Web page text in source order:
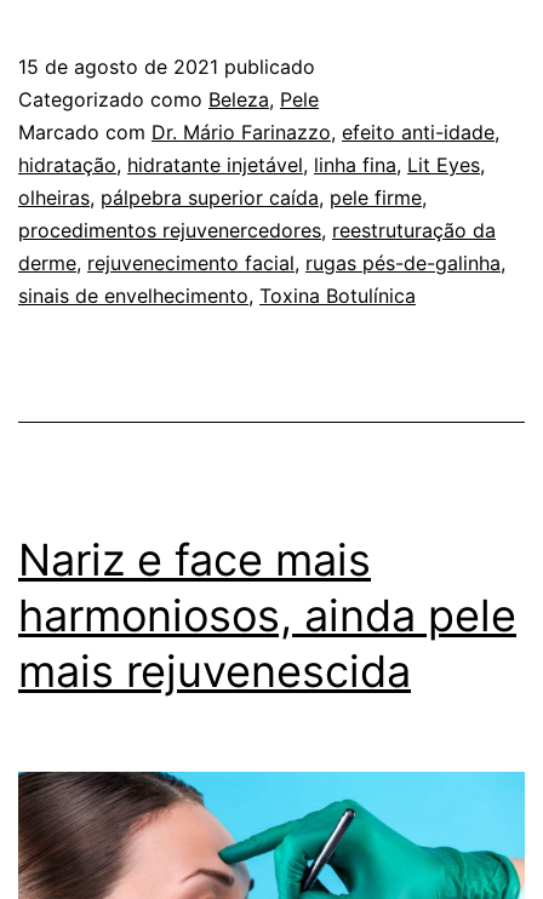
ideal
para
rejuvenescer
área
dos
olhos
15 de agosto de 2021 publicado
Categorizado como Beleza, Pele
Marcado com Dr. Mário Farinazzo, efeito anti-idade,
hidratação, hidratante injetável, linha fina, Lit Eyes,
olheiras, pálpebra superior caída, pele firme,
procedimentos rejuvenercedores, reestruturação da
derme, rejuvenecimento facial, rugas pés-de-galinha,
sinais de envelhecimento, Toxina Botulínica
Nariz e face mais
harmoniosos, ainda pele
mais rejuvenescida